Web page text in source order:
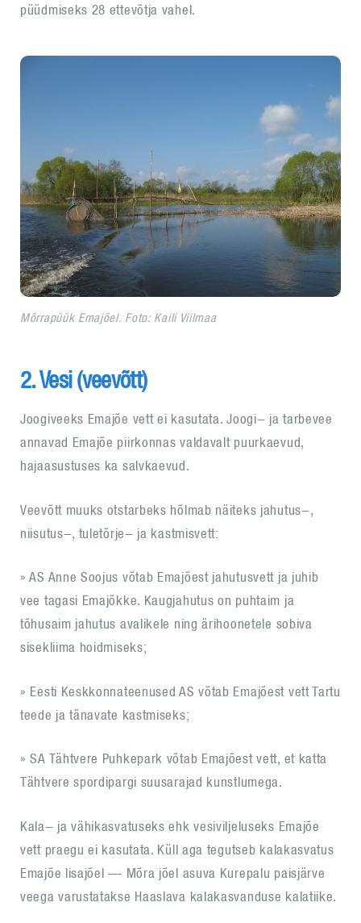
püüdmiseks 28 ettevõtja vahel.
Mõrrapüük Emajõel. Foto: Kaili Viilmaa
2. Vesi (veevõtt)
Joogiveeks Emajõe vett ei kasutata. Joogi- ja tarbevee
annavad Emajõe piirkonnas valdavalt puurkaevud,
hajaasustuses ka salvkaevud.
Veevõtt muuks otstarbeks hõlmab näiteks jahutus-,
niisutus-, tuletõrje- ja kastmisvett:
» AS Anne Soojus võtab Emajõest jahutusvett ja juhib
vee tagasi Emajõkke. Kaugjahutus on puhtaim ja
tõhusaim jahutus avalikele ning ärihoonetele sobiva
sisekliima hoidmiseks;
» Eesti Keskkonnateenused AS võtab Emajõest vett Tartu
teede ja tänavate kastmiseks;
» SA Tähtvere Puhkepark võtab Emajõest vett, et katta
Tähtvere spordipargi suusarajad kunstlumega.
Kala- ja vähikasvatuseks ehk vesiviljeluseks Emajõe
vett praegu ei kasutata. Küll aga tegutseb kalakasvatus
Emajõe lisajõel — Mõra jõel asuva Kurepalu paisjärve
veega varustatakse Haaslava kalakasvanduse kalatiike.